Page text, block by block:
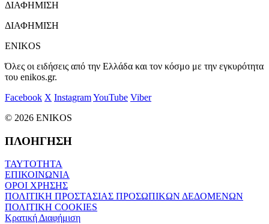
ΔΙΑΦΗΜΙΣΗ
ΔΙΑΦΗΜΙΣΗ
ENIKOS
Όλες οι ειδήσεις από την Ελλάδα και τον κόσμο με την εγκυρότητα
του enikos.gr.
Facebook X InstagramYouTube Viber
© 2026 ENIKOS
ΠΛΟΗΓΗΣΗ
ΤΑΥΤΟΤΗΤΑ
ΕΠΙΚΟΙΝΩΝΙΑ
ΟΡΟΙ ΧΡΗΣΗΣ
ΠΟΛΙΤΙΚΗ ΠΡΟΣΤΑΣΙΑΣ ΠΡΟΣΩΠΙΚΩΝ ΔΕΔΟΜΕΝΩΝ
ΠΟΛΙΤΙΚΗ COOKIES
Κρατική Διαφήμιση